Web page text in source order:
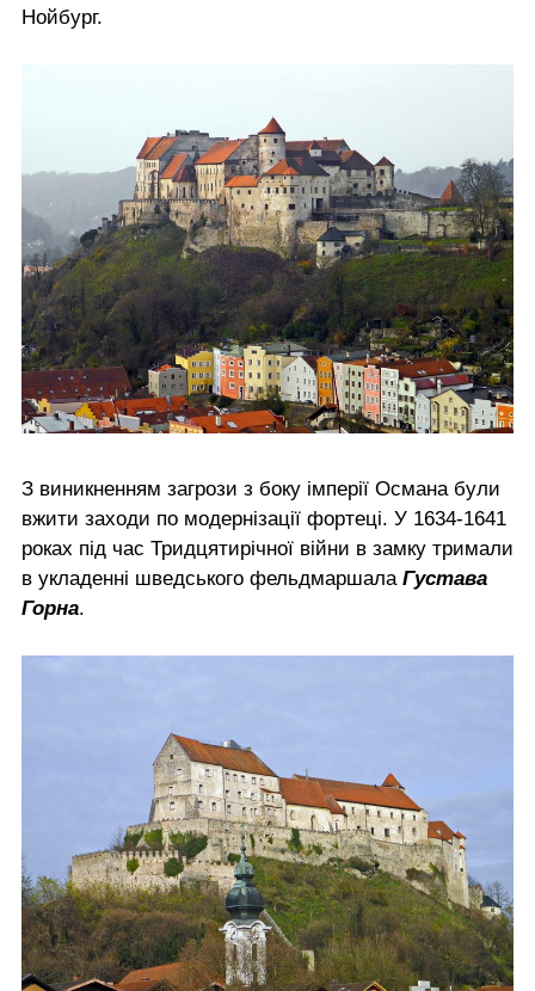
Нойбург.
З виникненням загрози з боку імперії Османа були
вжити заходи по модернізації фортеці. У 1634-1641
роках під час Тридцятирічної війни в замку тримали
в укладенні шведського фельдмаршалаГустава
Горна.